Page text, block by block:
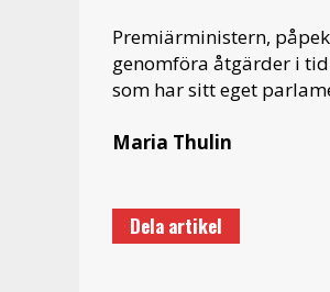
Premiärministern,
genomföra åtgärder i
som har sitt eget
Maria Thulin
Dela artikel